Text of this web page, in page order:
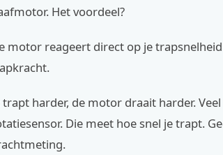
Het voordeel?
motor reageert direct op je
trapt harder, de motor draait harder.
Die meet hoe snel je trapt.